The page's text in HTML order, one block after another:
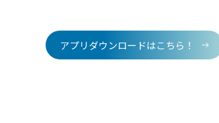
アプリダウンロードはこちら！